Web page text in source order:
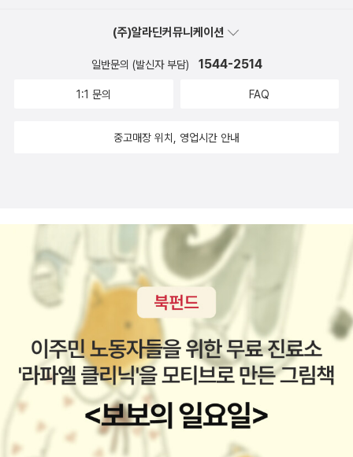
(주)알라딘커뮤니케이션
일반문의 (발신자 부담) 1544-2514
1:1 문의 FAQ
중고매장 위치, 영업시간 안내